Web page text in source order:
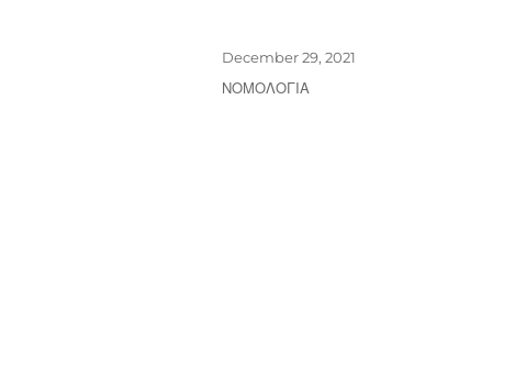
December 29, 2021
ΝΟΜΟΛΟΓΙΑ